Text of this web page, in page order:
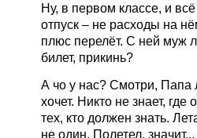
Ну, в первом классе, и
отпуск – не расходы на
плюс перелёт. С ней муж
билет, прикинь?
А чо у нас? Смотри, Папа
хочет. Никто не знает, где
тех, кто должен знать.
не один. Полетел,